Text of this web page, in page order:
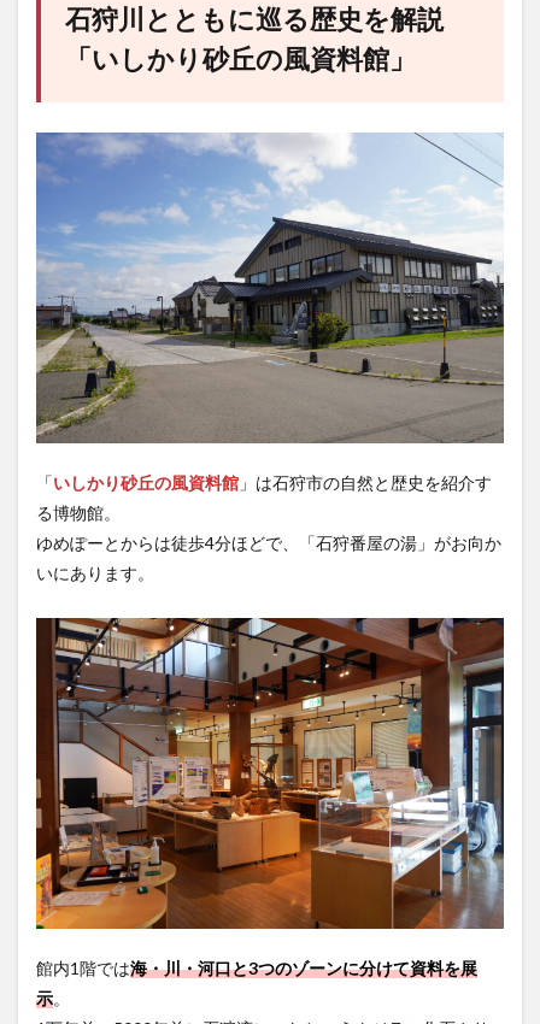
石狩川とともに巡る歴史を解説
「いしかり砂丘の風資料館 」
「いしかり砂丘の風資料館 」は石狩市の自然と歴史を紹介す
る博物館。
ゆめぽーとからは徒歩4分ほどで、「石狩番屋の湯」がお向か
いにあります。
館内1階では海・川・河口と3つのゾーンに分けて資料を展
示。